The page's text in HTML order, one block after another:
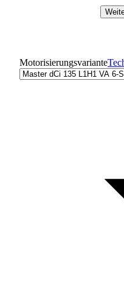
Motorisierungsvariante